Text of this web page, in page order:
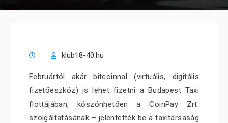
klub18-40.hu
Februártól akár bitcoinnal (virtuális, digitális
fizetőeszköz) is lehet fizetni a Budapest Taxi
flottájában, köszönhetően a CoinPay Zrt.
szolgáltatásának – jelentették be a taxitársaság